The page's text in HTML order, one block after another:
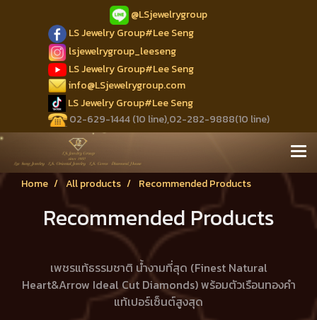
@LSjewelrygroup
LS Jewelry Group#Lee Seng
lsjewelrygroup_leeseng
LS Jewelry Group#Lee Seng
info@LSjewelrygroup.com
LS Jewelry Group#Lee Seng
02-629-1444 (10 line),02-282-9888(10 line)
Home All products Recommended Products
Recommended Products
เพชรแท้ธรรมชาติ น้ำงามที่สุด (Finest Natural
Heart&Arrow Ideal Cut Diamonds) พร้อมตัวเรือนทองคำ
แท้เปอร์เซ็นต์สูงสุด